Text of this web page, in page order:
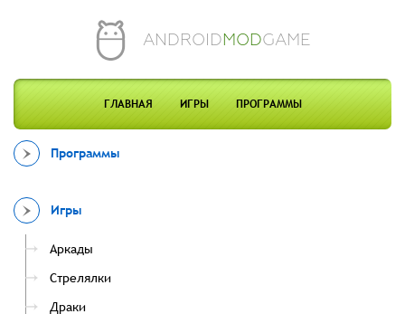
ANDROIDMODGAME
ГЛАВНАЯ ИГРЫ ПРОГРАММЫ
Программы
Игры
Аркады
Стрелялки
Драки